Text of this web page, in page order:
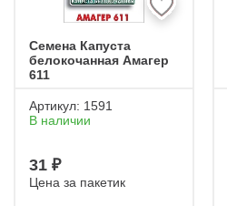
Семена Капуста
белокочанная Амагер
611
Артикул: 1591
В наличии
31 ₽
Цена за пакетик